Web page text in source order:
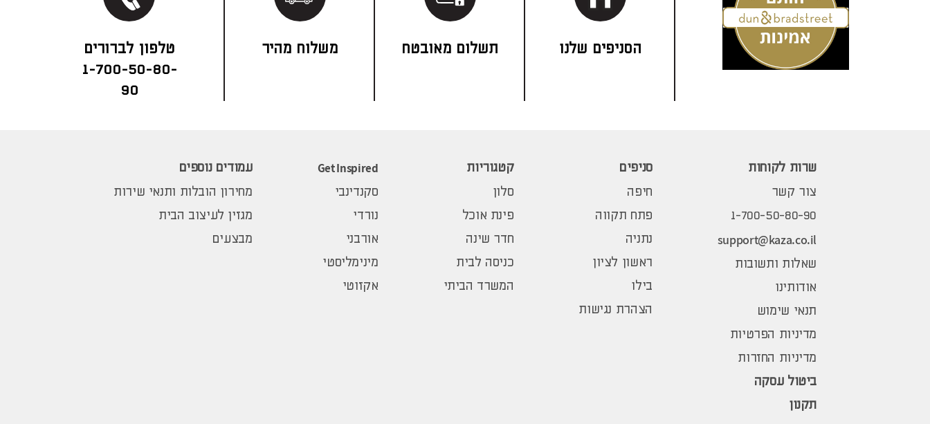
הסניפים שלנו תשלום מאובטח משלוח מהיר
1-700-50-80-
90
שרות לקוחות
צור קשר
1-700-50-80-90
support@kaza.co.il
שאלות ותשובות
אודותינו
תנאי שימוש
מדיניות הפרטיות
מדיניות החזרות
ביטול עסקה
תקנון
סניפים
חיפה
פתח תקווה
נתניה
ראשון לציון
בילו
הצהרת נגישות
קטגוריות
סלון
פינת אוכל
חדר שינה
כניסה לבית
המשרד הביתי
Get Inspired
סקנדינבי
נורדי
אורבני
מינימליסטי
אקזוטי
עמודים נוספים
מחירון הובלות ותנאי שירות
מגזין לעיצוב הבית
מבצעים